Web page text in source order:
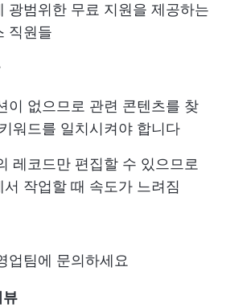
광범위한 무료 지원을 제공하는
직원들
이 없으므로 관련 콘텐츠를 찾
워드를 일치시켜야 합니다
레코드만 편집할 수 있으므로
작업할 때 속도가 느려짐
업팀에 문의하세요
뷰